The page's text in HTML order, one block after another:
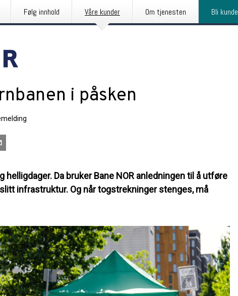
Følg innhold Våre kunder Om tjenesten Bli kunde
i påsken
Da bruker Bane NOR anledningen til å utføre
infrastruktur. Og når togstrekninger stenges, må